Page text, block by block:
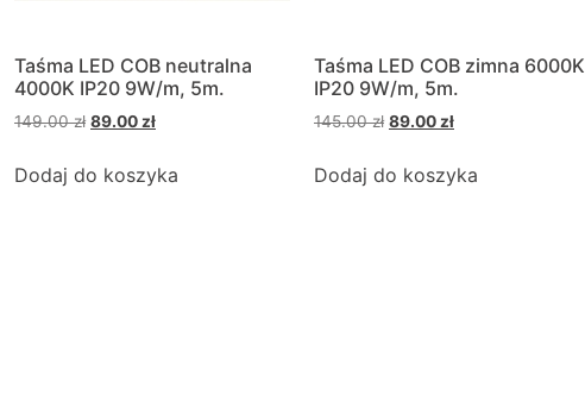
Taśma LED COB neutralna
4000K IP20 9W/m, 5m.
149.00zł 89.00 zł
Dodaj do koszyka
Taśma LED COB zimna 6000K
IP20 9W/m, 5m.
145.00zł 89.00 zł
Dodaj do koszyka